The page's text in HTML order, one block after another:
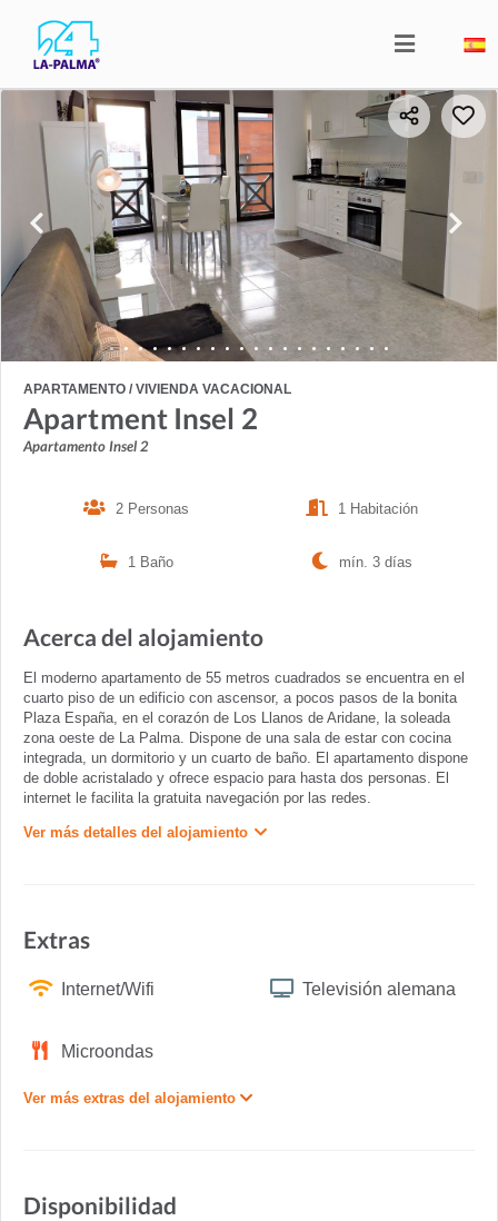
APARTAMENTO / VIVIENDA VACACIONAL
Apartment Insel 2
Apartamento Insel 2
2 Personas 1 Habitación
1 Baño mín. 3 días
Acerca del alojamiento
El moderno apartamento de 55 metros cuadrados se encuentra en el
cuarto piso de un edificio con ascensor, a pocos pasos de la bonita
Plaza España, en el corazón de Los Llanos de Aridane, la soleada
zona oeste de La Palma. Dispone de una sala de estar con cocina
integrada, un dormitorio y un cuarto de baño. El apartamento dispone
de doble acristalado y ofrece espacio para hasta dos personas. El
internet le facilita la gratuita navegación por las redes.
Ver más detalles del alojamiento
Extras
Internet/Wifi Televisión alemana
Microondas
Ver más extras del alojamiento
Disponibilidad